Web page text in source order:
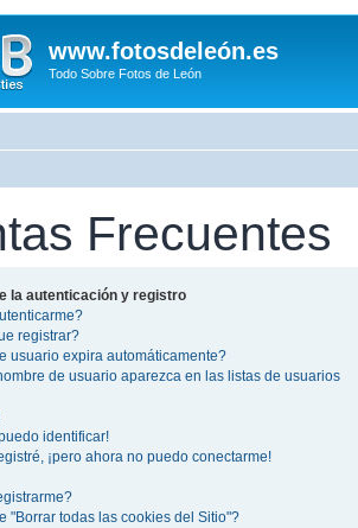
www.fotosdeleón.es
Todo Sobre Fotos de León
Frecuentes
la autenticación y registro
registrar?
usuario expira automáticamente?
de usuario aparezca en las listas de usuarios
identificar!
¡pero ahora no puedo conectarme!
"Borrar todas las cookies del Sitio"?